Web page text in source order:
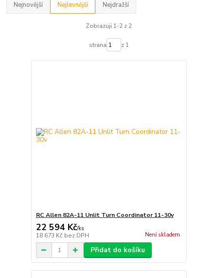
Nejnovější Nejlevnější Nejdražší
Zobrazuji 1-2 z 2
strana z 1
RC Allen 82A-11 Unlit Turn Coordinator 11-30v
22 594 Kč/ks
18 673 Kč bez DPH Není skladem
Přidat do košíku